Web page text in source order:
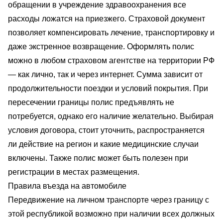
обращении в учреждение здравоохранения все
расходы ложатся на приезжего. Страховой документ
позволяет компенсировать лечение, транспортировку и
даже экстренное возвращение. Оформлять полис
можно в любом страховом агентстве на территории РФ
— как лично, так и через интернет. Сумма зависит от
продолжительности поездки и условий покрытия. При
пересечении границы полис предъявлять не
потребуется, однако его наличие желательно. Выбирая
условия договора, стоит уточнить, распространяется
ли действие на регион и какие медицинские случаи
включены. Также полис может быть полезен при
регистрации в местах размещения.
Правила въезда на автомобиле
Передвижение на личном транспорте через границу с
этой республикой возможно при наличии всех должных